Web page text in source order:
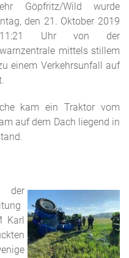
Göpfritz/Wild wurde
den 21. Oktober 2019
Uhr von der
mittels stillem
einem Verkehrsunfall auf
kam ein Traktor vom
auf dem Dach liegend in
Karl